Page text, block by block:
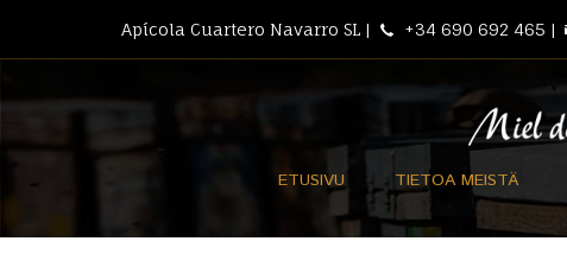
Apícola Cuartero Navarro SL | +34 690 692 465 |
ETUSIVU TIETOA MEISTÄ